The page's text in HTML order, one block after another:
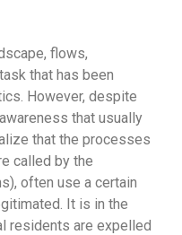
flows,
that has been
However, despite
that usually
that the processes
called by the
often use a certain
It is in the
residents are expelled